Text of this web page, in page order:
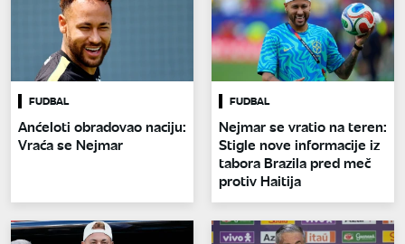
FUDBAL
Anćeloti obradovao naciju:
Vraća se Nejmar
FUDBAL
Nejmar se vratio na teren:
Stigle nove informacije iz
tabora Brazila pred meč
protiv Haitija